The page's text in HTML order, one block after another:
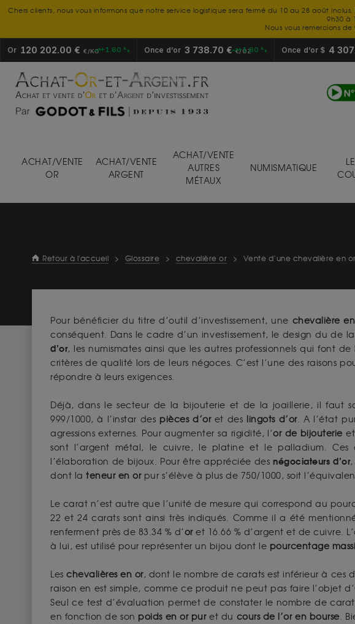
Chers clients, nous vous informons que notre service logistique sera fermé du 10 au 28 août
9h30 à
Nous vous remercions
Or 120 202.00 € €/KG +1.60 % Once d’or 3 738.70 €€/OZ
+1.60 % Once d’or $ 4
ACHAT/VENTE
OR
ACHAT/VENTE
ARGENT
ACHAT/VENTE
AUTRES
MÉTAUX
NUMISMATIQUE
Retour à l'accueil > Glossaire > chevalière or > Vente d’une chevalière en
Pour bénéficier du titre d’outil d’investissement, une chevalière
conséquent. Dans le cadre d’un investissement, le design du de la
d’or, les numismates ainsi que les autres professionnels qui font de
critères de qualité lors de leurs négoces. C’est l’une des raisons
répondre à leurs exigences.
Déjà, dans le secteur de la bijouterie et de la joaillerie, il faut
999/1000, à l’instar des pièces d’oret des lingots d’or. A l’état
agressions externes. Pour augmenter sa rigidité, l’or de bijouterie
sont l’argent métal, le cuivre, le platine et le palladium. Ces
l’élaboration de bijoux. Pour être appréciée desnégociateurs d’or,
dont la teneur en orpur s’élève à plus de 750/1000, soit
Le carat n’est autre que l’unité de mesure qui correspond au
22 et 24 carats sont ainsi très indiqués. Comme il a été
renferment près de 83.34 % d’oret 16.66 % d’argent et de cuivre.
à lui, est utilisé pour représenter un bijou dont le pourcentage
Les chevalières en or, dont le nombre de carats est inférieur à ces
raison en est simple, comme ce produit ne peut pas faire l’objet
Seul ce test d’évaluation permet de constater le nombre de
en fonction de son poids en or puret du cours de l’or en bourse.